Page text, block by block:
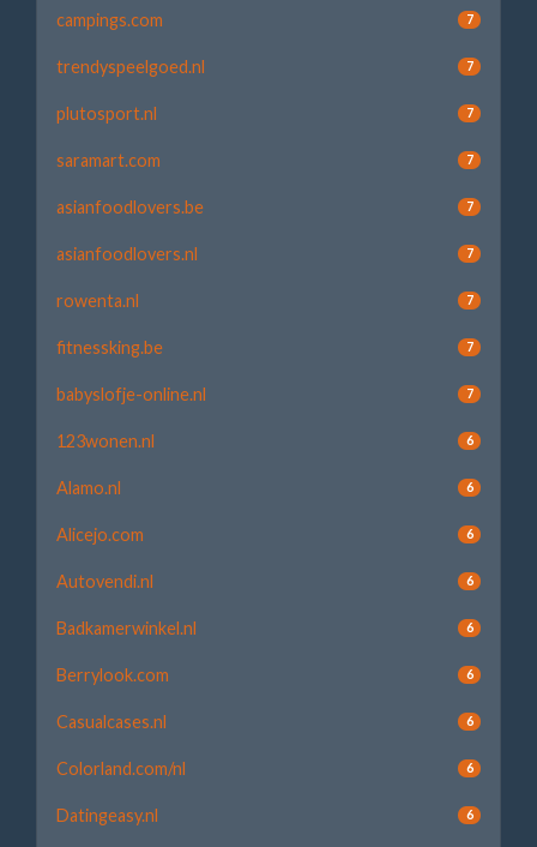
campings.com 7
trendyspeelgoed.nl 7
plutosport.nl 7
saramart.com 7
asianfoodlovers.be 7
asianfoodlovers.nl 7
rowenta.nl 7
fitnessking.be 7
babyslofje-online.nl 7
123wonen.nl 6
Alamo.nl 6
Alicejo.com 6
Autovendi.nl 6
Badkamerwinkel.nl 6
Berrylook.com 6
Casualcases.nl 6
Colorland.com/nl 6
Datingeasy.nl 6